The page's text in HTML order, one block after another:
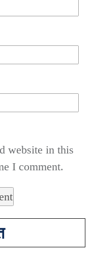
website in this
I comment.